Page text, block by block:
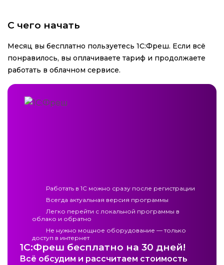
С чего начать
Месяц вы бесплатно пользуетесь 1С:Фреш. Если всё
понравилось, вы оплачиваете тариф и продолжаете
работать в облачном сервисе.
Работать в 1C можно сразу после регистрации
Всегда актуальная версия программы
Легко перейти с локальной программы в
облако и обратно
Не нужно мощное оборудование — только
доступ в интернет
1С:Фреш бесплатно на 30 дней!
Всё обсудим и рассчитаем стоимость